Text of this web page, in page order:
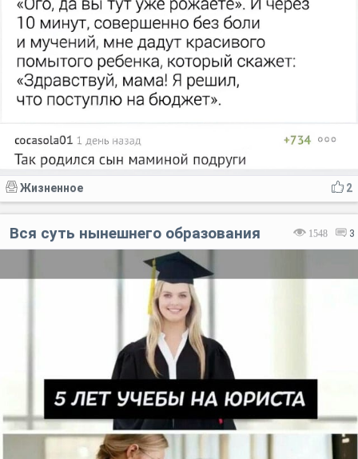
2
Жизненное
1548 3
Вся суть нынешнего образования